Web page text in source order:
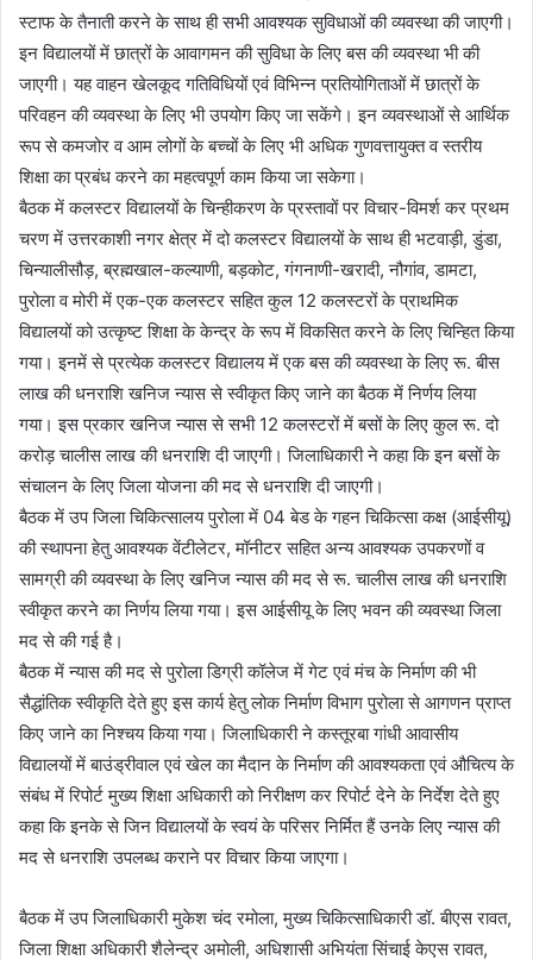
स्टाफ के तैनाती करने के साथ ही सभी आवश्यक सुविधाओं की व्यवस्था की जाएगी।
इन विद्यालयों में छात्रों के आवागमन की सुविधा के लिए बस की व्यवस्था भी की
जाएगी। यह वाहन खेलकूद गतिविधियों एवं विभिन्न प्रतियोगिताओं में छात्रों के
परिवहन की व्यवस्था के लिए भी उपयोग किए जा सकेंगे। इन व्यवस्थाओं से आर्थिक
रूप से कमजोर व आम लोगों के बच्चों के लिए भी अधिक गुणवत्तायुक्त व स्तरीय
शिक्षा का प्रबंध करने का महत्वपूर्ण काम किया जा सकेगा।
बैठक में कलस्टर विद्यालयों के चिन्हीकरण के प्रस्तावों पर विचार-विमर्श कर प्रथम
चरण में उत्तरकाशी नगर क्षेत्र में दो कलस्टर विद्यालयों के साथ ही भटवाड़ी, डुंडा,
चिन्यालीसौड़, ब्रह्मखाल-कल्याणी, बड़कोट, गंगनाणी-खरादी, नौगांव, डामटा,
पुरोला व मोरी में एक-एक कलस्टर सहित कुल 12 कलस्टरों के प्राथमिक
विद्यालयों को उत्कृष्ट शिक्षा के केन्द्र के रूप में विकसित करने के लिए चिन्हित किया
गया। इनमें से प्रत्येक कलस्टर विद्यालय में एक बस की व्यवस्था के लिए रू. बीस
लाख की धनराशि खनिज न्यास से स्वीकृत किए जाने का बैठक में निर्णय लिया
गया। इस प्रकार खनिज न्यास से सभी 12 कलस्टरों में बसों के लिए कुल रू. दो
करोड़ चालीस लाख की धनराशि दी जाएगी। जिलाधिकारी ने कहा कि इन बसों के
संचालन के लिए जिला योजना की मद से धनराशि दी जाएगी।
बैठक में उप जिला चिकित्सालय पुरोला में 04 बेड के गहन चिकित्सा कक्ष (आईसीयू)
की स्थापना हेतु आवश्यक वेंटीलेटर, मॉनीटर सहित अन्य आवश्यक उपकरणों व
सामग्री की व्यवस्था के लिए खनिज न्यास की मद से रू. चालीस लाख की धनराशि
स्वीकृत करने का निर्णय लिया गया। इस आईसीयू के लिए भवन की व्यवस्था जिला
मद से की गई है।
बैठक में न्यास की मद से पुरोला डिग्री कॉलेज में गेट एवं मंच के निर्माण की भी
सैद्धांतिक स्वीकृति देते हुए इस कार्य हेतु लोक निर्माण विभाग पुरोला से आगणन प्राप्त
किए जाने का निश्चय किया गया। जिलाधिकारी ने कस्तूरबा गांधी आवासीय
विद्यालयों में बाउंड्रीवाल एवं खेल का मैदान के निर्माण की आवश्यकता एवं औचित्य के
संबंध में रिपोर्ट मुख्य शिक्षा अधिकारी को निरीक्षण कर रिपोर्ट देने के निर्देश देते हुए
कहा कि इनके से जिन विद्यालयों के स्वयं के परिसर निर्मित हैं उनके लिए न्यास की
मद से धनराशि उपलब्ध कराने पर विचार किया जाएगा।
बैठक में उप जिलाधिकारी मुकेश चंद रमोला, मुख्य चिकित्साधिकारी डॉ. बीएस रावत,
जिला शिक्षा अधिकारी शैलेन्द्र अमोली, अधिशासी अभियंता सिंचाई केएस रावत,